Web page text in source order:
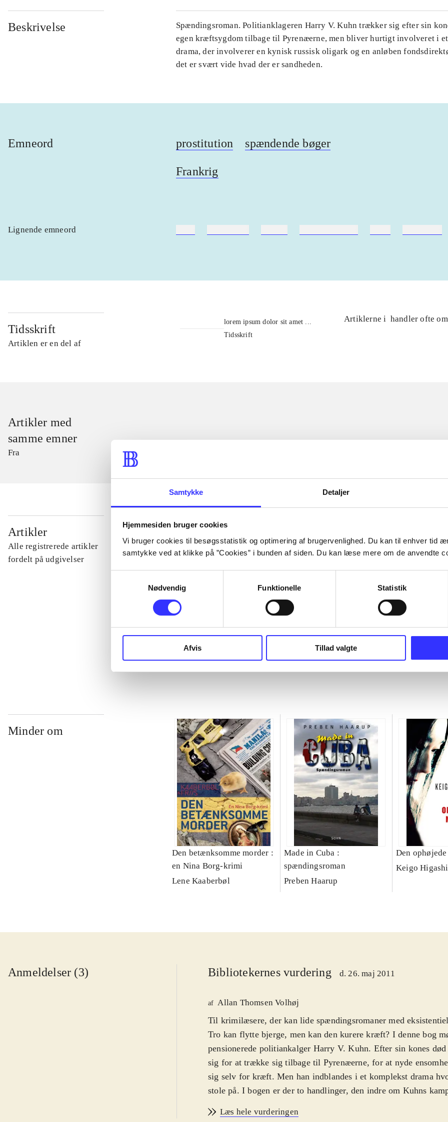
Samtykke Detaljer
Hjemmesiden bruger cookies
Vi bruger cookies til besøgsstatistik og optimering af brugervenlighed. Du kan til enhver tid
samtykke ved at klikke på ”Cookies” i bunden af siden. Du kan læse mere om de anvendte
Nødvendig
Funktionelle Statistik
Afvis Tillad valgte
Beskrivelse
Spændingsroman. Politianklageren Harry V. Kuhn trækker sig efter sin
egen kræftsygdom tilbage til Pyrenæerne, men bliver hurtigt involveret i
drama, der involverer en kynisk russisk oligark og en anløben
det er svært vide hvad der er sandheden.
Emneord prostitution spændende bøger
Frankrig
Lignende emneord
Tidsskrift
Artiklen er en del af
lorem ipsum dolor sit amet ...
Tidsskrift
Artiklerne i handler ofte om
Artikler med
samme emner
Fra
Artikler
Alle registrerede artikler
fordelt på udgivelser
...
...
...
Minder om
Den betænksomme morder :
en Nina Borg-krimi
Lene Kaaberbøl
Made in Cuba :
spændingsroman
Preben Haarup
Den
Keigo
Anmeldelser (3) Bibliotekernes vurdering d. 26. maj 2011
af Allan Thomsen Volhøj
Til krimilæsere, der kan lide spændingsromaner med
Tro kan flytte bjerge, men kan den kurere kræft? I denne bog
pensionerede politiankalger Harry V. Kuhn. Efter sin kones
sig for at trække sig tilbage til Pyrenæerne, for at nyde
sig selv for kræft. Men han indblandes i et komplekst drama
stole på. I bogen er der to handlinger, den indre om Kuhns
fondsdirektør. Bogen er skrevet af journalisten Niels Frederik
Læs hele vurderingen